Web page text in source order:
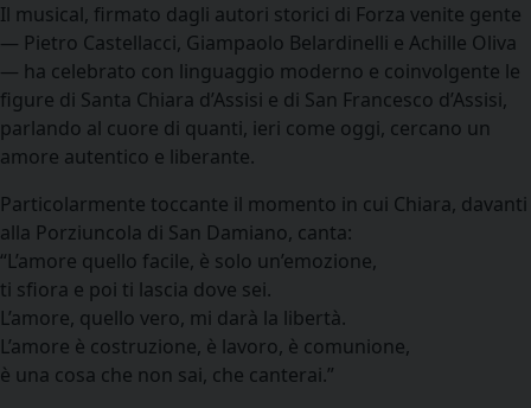
Il musical, firmato dagli autori storici di Forza venite gente
— Pietro Castellacci, Giampaolo Belardinelli e Achille Oliva
— ha celebrato con linguaggio moderno e coinvolgente le
figure di Santa Chiara d’Assisi e di San Francesco d’Assisi,
parlando al cuore di quanti, ieri come oggi, cercano un
amore autentico e liberante.
Particolarmente toccante il momento in cui Chiara, davanti
alla Porziuncola di San Damiano, canta:
“L’amore quello facile, è solo un’emozione,
ti sfiora e poi ti lascia dove sei.
L’amore, quello vero, mi darà la libertà.
L’amore è costruzione, è lavoro, è comunione,
è una cosa che non sai, che canterai.”